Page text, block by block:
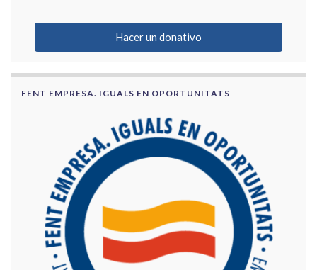
Hacer un donativo
FENT EMPRESA. IGUALS EN OPORTUNITATS